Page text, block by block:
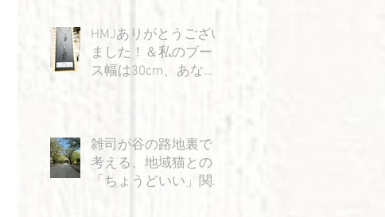
HMJありがとうござい
ました！＆私のブー
ス幅は30cm、あなた
雑司が谷の路地裏で
考える、地域猫との
「ちょうどいい」関